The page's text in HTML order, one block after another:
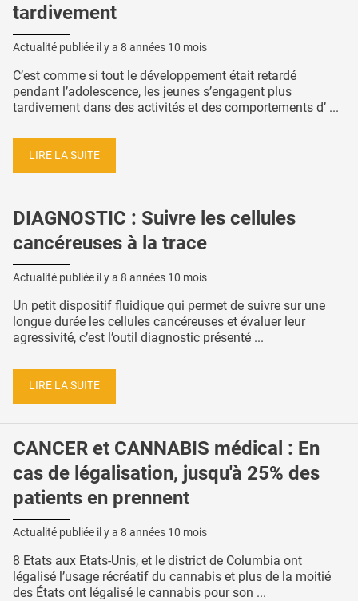
tardivement
Actualité publiée il y a 8 années 10 mois
C’est comme si tout le développement était retardé
pendant l’adolescence, les jeunes s’engagent plus
tardivement dans des activités et des comportements d’ ...
LIRE LA SUITE
DIAGNOSTIC : Suivre les cellules
cancéreuses à la trace
Actualité publiée il y a 8 années 10 mois
Un petit dispositif fluidique qui permet de suivre sur une
longue durée les cellules cancéreuses et évaluer leur
agressivité, c’est l’outil diagnostic présenté ...
LIRE LA SUITE
CANCER et CANNABIS médical : En
cas de légalisation, jusqu'à 25% des
patients en prennent
Actualité publiée il y a 8 années 10 mois
8 Etats aux Etats-Unis, et le district de Columbia ont
légalisé l’usage récréatif du cannabis et plus de la moitié
des États ont légalisé le cannabis pour son ...